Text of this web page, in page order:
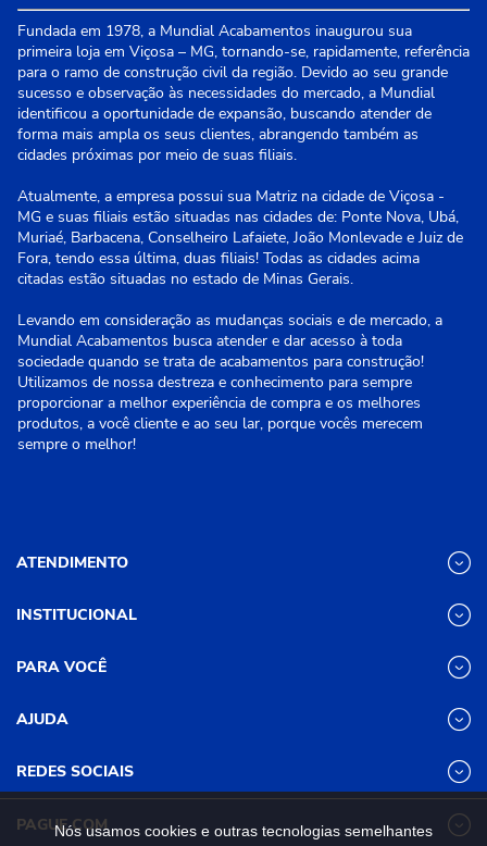
Fundada em 1978, a Mundial Acabamentos inaugurou sua
primeira loja em Viçosa – MG, tornando-se, rapidamente, referência
para o ramo de construção civil da região. Devido ao seu grande
sucesso e observação às necessidades do mercado, a Mundial
identificou a oportunidade de expansão, buscando atender de
forma mais ampla os seus clientes, abrangendo também as
cidades próximas por meio de suas filiais.
Atualmente, a empresa possui sua Matriz na cidade de Viçosa -
MG e suas filiais estão situadas nas cidades de: Ponte Nova, Ubá,
Muriaé, Barbacena, Conselheiro Lafaiete, João Monlevade e Juiz de
Fora, tendo essa última, duas filiais! Todas as cidades acima
citadas estão situadas no estado de Minas Gerais.
Levando em consideração as mudanças sociais e de mercado, a
Mundial Acabamentos busca atender e dar acesso à toda
sociedade quando se trata de acabamentos para construção!
Utilizamos de nossa destreza e conhecimento para sempre
proporcionar a melhor experiência de compra e os melhores
produtos, a você cliente e ao seu lar, porque vocês merecem
sempre o melhor!
ATENDIMENTO
Segunda a Sexta das 8h às 17h30
Sábado das 8h às 12h
(31) 3611-8200 Loja Física
INSTITUCIONAL
Nossas Lojas
Programa de
Relacionamento
Trabalhe Conosco
PARA VOCÊ
Minha conta
Revistas
AJUDA
Dúvidas
Frete e Entrega
REDES SOCIAIS
PAGUE COM
Nós usamos cookies e outras tecnologias semelhantes